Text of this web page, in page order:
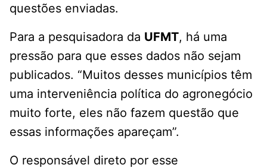
questões enviadas.
Para a pesquisadora da UFMT, há uma
pressão para que esses dados não sejam
publicados. “Muitos desses municípios têm
uma interveniência política do agronegócio
muito forte, eles não fazem questão que
essas informações apareçam”.
O responsável direto por esse